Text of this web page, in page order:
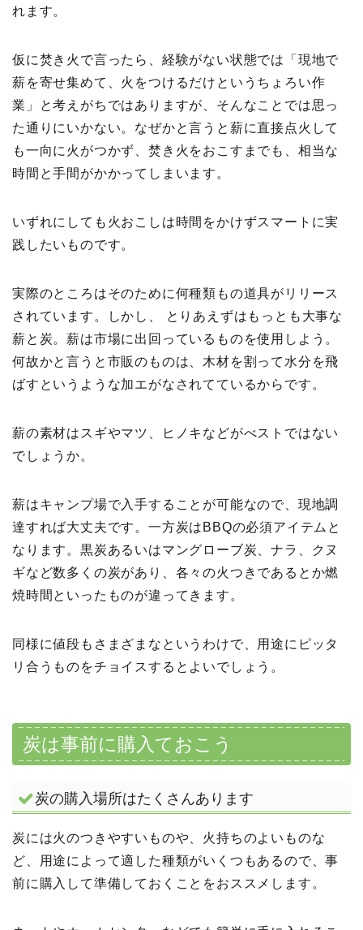
れます。
仮に焚き火で言ったら、経験がない状態では「現地で
薪を寄せ集めて、火をつけるだけというちょろい作
業」と考えがちではありますが、そんなことでは思っ
た通りにいかない。なぜかと言うと薪に直接点火して
も一向に火がつかず、焚き火をおこすまでも、相当な
時間と手間がかかってしまいます。
いずれにしても火おこしは時間をかけずスマートに実
践したいものです。
実際のところはそのために何種類もの道具がリリース
されています。しかし、 とりあえずはもっとも大事な
薪と炭。薪は市場に出回っているものを使用しよう。
何故かと言うと市販のものは、木材を割って水分を飛
ばすというような加エがなされてているからです。
薪の素材はスギやマツ、ヒノキなどがべストではない
でしょうか。
薪はキャンプ場で入手することが可能なので、現地調
達すれば大丈夫です。一方炭はBBQの必須アイテムと
なります。黒炭あるいはマングローブ炭、ナラ、クヌ
ギなど数多くの炭があり、各々の火つきであるとか燃
焼時間といったものが違ってきます。
同様に値段もさまざまなというわけで、用途にピッタ
リ合うものをチョイスするとよいでしょう。
炭は事前に購入ておこう
炭の購入場所はたくさんあります
炭には火のつきやすいものや、火持ちのよいものな
ど、用途によって適した種類がいくつもあるので、事
前に購入して準備しておくことをおススメします。